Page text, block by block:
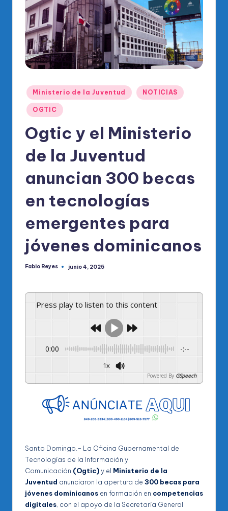
di
o
O
ci
al
el
R
M
Publicado
en
Ministerio de la Juventud NOTICIAS
OGTIC
Ogtic y el Ministerio
de la Juventud
anuncian 300 becas
en tecnologías
emergentes para
jóvenes dominicanos
Publicado
Fabio Reyes junio 4, 2025
Press play to listen to this content
0:00 -:--
1x
Powered By GSpeech
Santo Domingo.– La Oficina Gubernamental de
Tecnologías de la Información y
Comunicación (Ogtic)y el Ministerio de la
Juventud anunciaron la apertura de 300 becas para
jóvenes dominicanos en formación en competencias
digitales, con el apoyo de la Secretaría General